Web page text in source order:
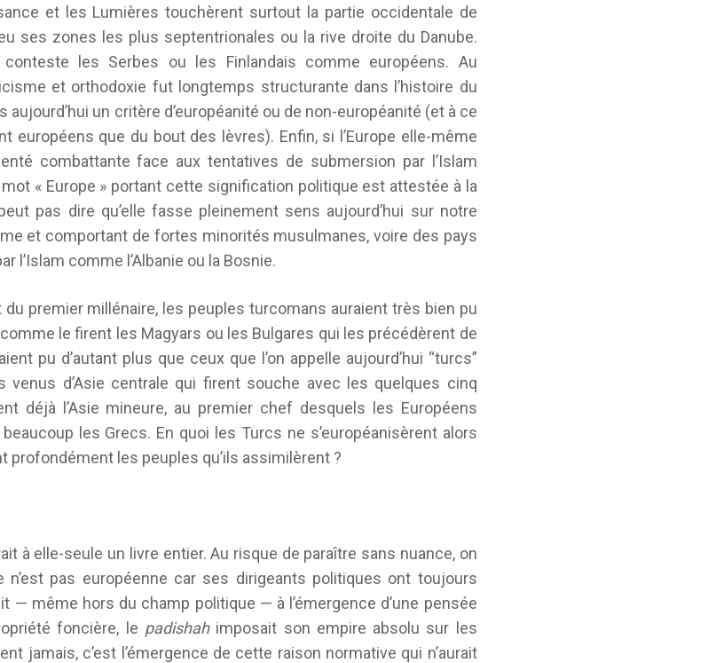
et les Lumières touchèrent surtout la partie occidentale de
ses zones les plus septentrionales ou la rive droite du Danube.
les Serbes ou les Finlandais comme européens. Au
et orthodoxie fut longtemps structurante dans l’histoire du
un critère d’européanité ou de non-européanité (et à ce
européens que du bout des lèvres). Enfin, si l’Europe elle-même
combattante face aux tentatives de submersion par l’Islam
« Europe » portant cette signification politique est attestée à la
pas dire qu’elle fasse pleinement sens aujourd’hui sur notre
et comportant de fortes minorités musulmanes, voire des pays
l’Islam comme l’Albanie ou la Bosnie.
premier millénaire, les peuples turcomans auraient très bien pu
le firent les Magyars ou les Bulgares qui les précédèrent de
pu d’autant plus que ceux que l’on appelle aujourd’hui “turcs”
venus d’Asie centrale qui firent souche avec les quelques cinq
déjà l’Asie mineure, au premier chef desquels les Européens
les Grecs. En quoi les Turcs ne s’européanisèrent alors
profondément les peuples qu’ils assimilèrent ?
à elle-seule un livre entier. Au risque de paraître sans nuance, on
n’est pas européenne car ses dirigeants politiques ont toujours
— même hors du champ politique — à l’émergence d’une pensée
foncière, le padishahimposait son empire absolu sur les
jamais, c’est l’émergence de cette raison normative qui n’aurait